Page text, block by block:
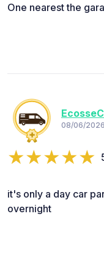
One nearest the
08/06/2026
it's only a day car
overnight